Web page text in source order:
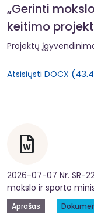
„Gerinti
keitimo
Projektų
Atsisiųsti DOCX
2026-07-07 Nr.
mokslo ir sporto
Aprašas